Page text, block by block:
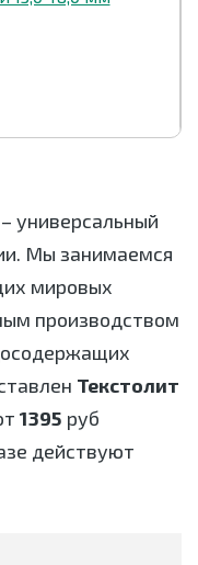
универсальный
Мы занимаемся
мировых
производством
Текстолит
1395 руб
действуют